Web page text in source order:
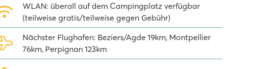
WLAN: überall auf dem Campingplatz verfügbar
(teilweise gratis/teilweise gegen Gebühr)
Nächster Flughafen: Beziers/Agde 19km, Montpellier
76km, Perpignan 123km